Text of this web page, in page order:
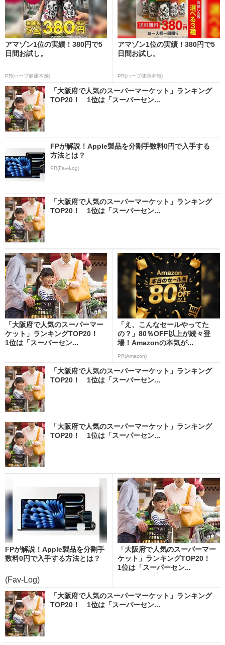
アマゾン1位の実績！380円で5
日間お試し。
PR(ハーブ健康本舗)
アマゾン1位の実績！380円で5
日間お試し。
PR(ハーブ健康本舗)
「大阪府で人気のスーパーマーケット」ランキング
TOP20！ 1位は「スーパーセン...
FPが解説！Apple製品を分割手数料0円で入手する
方法とは？
PR(Fav-Log)
「大阪府で人気のスーパーマーケット」ランキング
TOP20！ 1位は「スーパーセン...
「大阪府で人気のスーパーマー
ケット」ランキングTOP20！
1位は「スーパーセン...
「え、こんなセールやってた
の？」80％OFF以上が続々登
場！Amazonの本気が...
PR(Amazon)
「大阪府で人気のスーパーマーケット」ランキング
TOP20！ 1位は「スーパーセン...
「大阪府で人気のスーパーマーケット」ランキング
TOP20！ 1位は「スーパーセン...
FPが解説！Apple製品を分割手
数料0円で入手する方法とは？
(Fav-Log)
「大阪府で人気のスーパーマー
ケット」ランキングTOP20！
1位は「スーパーセン...
「大阪府で人気のスーパーマーケット」ランキング
TOP20！ 1位は「スーパーセン...